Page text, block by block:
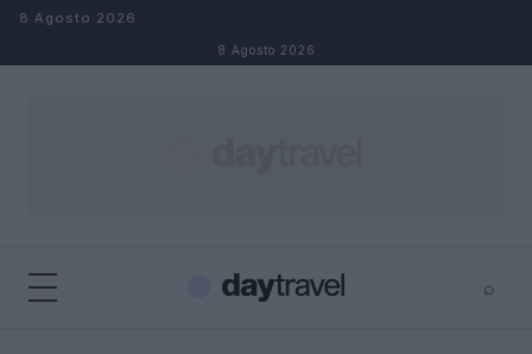
Salta al contenuto
8 Agosto 2026
8 Agosto 2026
⌕